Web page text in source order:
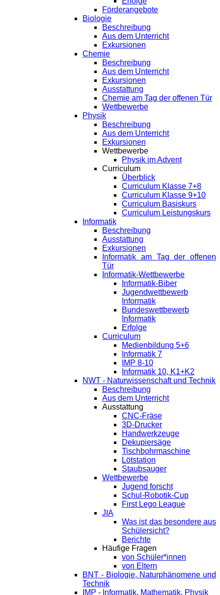
Förderangebote
Biologie
Beschreibung
Aus dem Unterricht
Exkursionen
Chemie
Beschreibung
Aus dem Unterricht
Exkursionen
Ausstattung
Chemie am Tag der offenen Tür
Wettbewerbe
Physik
Beschreibung
Aus dem Unterricht
Exkursionen
Wettbewerbe
Physik im Advent
Curriculum
Überblick
Curriculum Klasse 7+8
Curriculum Klasse 9+10
Curriculum Basiskurs
Curriculum Leistungskurs
Informatik
Beschreibung
Ausstattung
Exkursionen
Informatik am Tag der offenen
Tür
Informatik-Wettbewerbe
Informatik-Biber
Jugendwettbewerb
Informatik
Bundeswettbewerb
Informatik
Erfolge
Curriculum
Medienbildung 5+6
Informatik 7
IMP 8-10
Informatik 10, K1+K2
NWT - Naturwissenschaft und Technik
Beschreibung
Aus dem Unterricht
Ausstattung
CNC-Fräse
3D-Drucker
Handwerkzeuge
Dekupiersäge
Tischbohrmaschine
Lötstation
Staubsauger
Wettbewerbe
Jugend forscht
Schul-Robotik-Cup
First Lego League
JIA
Was ist das besondere aus
Schülersicht?
Berichte
Häufige Fragen
von Schüler*innen
von Eltern
BNT - Biologie, Naturphänomene und
Technik
IMP - Informatik, Mathematik, Physik